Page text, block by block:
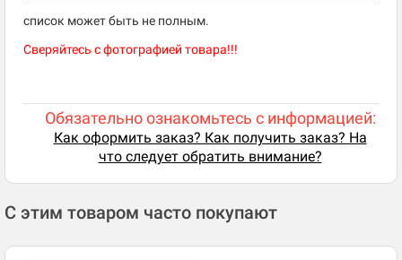
список может быть не полным.
Сверяйтесь с фотографией товара!!!
Обязательно ознакомьтесь с информацией:
Как оформить заказ? Как получить заказ? На
что следует обратить внимание?
С этим товаром часто покупают